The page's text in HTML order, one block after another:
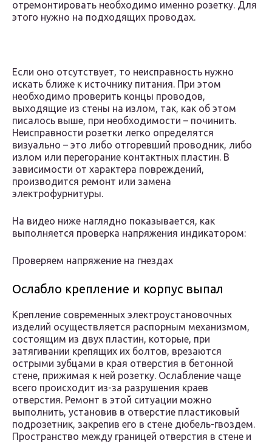
отремонтировать необходимо именно розетку. Для
этого нужно на подходящих проводах.
Если оно отсутствует, то неисправность нужно
искать ближе к источнику питания. При этом
необходимо проверить концы проводов,
выходящие из стены на излом, так, как об этом
писалось выше, при необходимости – починить.
Неисправности розетки легко определятся
визуально – это либо отгоревший проводник, либо
излом или перегорание контактных пластин. В
зависимости от характера повреждений,
производится ремонт или замена
электрофурнитуры.
На видео ниже наглядно показывается, как
выполняется проверка напряжения индикатором:
Проверяем напряжение на гнездах
Ослабло крепление и корпус выпал
Крепление современных электроустановочных
изделий осуществляется распорным механизмом,
состоящим из двух пластин, которые, при
затягивании крепящих их болтов, врезаются
острыми зубцами в края отверстия в бетонной
стене, прижимая к ней розетку. Ослабление чаще
всего происходит из-за разрушения краев
отверстия. Ремонт в этой ситуации можно
выполнить, установив в отверстие пластиковый
подрозетник, закрепив его в стене дюбель-гвоздем.
Пространство между границей отверстия в стене и